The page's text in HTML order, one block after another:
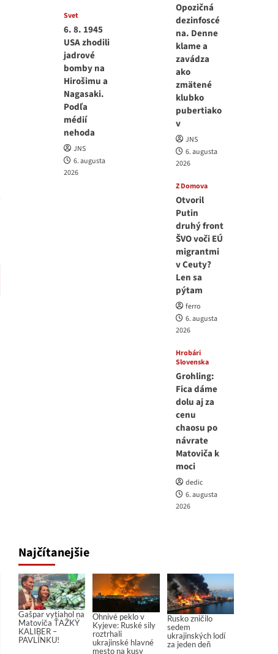
Svet
6. 8. 1945
USA zhodili
jadrové
bomby na
Hirošimu a
Nagasaki.
Podľa
médií
nehoda
JNS
6. augusta
2026
Opozičná
dezinfoscé
na. Denne
klame a
zavádza
ako
zmätené
klubko
pubertiako
v
JNS
6. augusta
2026
Z Domova
Otvoril
Putin
druhý front
ŠVO voči EÚ
migrantmi
v Ceuty?
Len sa
pýtam
ferro
6. augusta
2026
Hrobári
Slovenska
Grohling:
Fica dáme
dolu aj za
cenu
chaosu po
návrate
Matoviča k
moci
dedic
6. augusta
2026
Najčítanejšie
Gašpar vytiahol na
Matoviča ŤAŽKÝ
KALIBER –
PAVLÍNKU!
Ohnivé peklo v
Kyjeve: Ruské sily
roztrhali
ukrajinské hlavné
mesto na kusy
Rusko zničilo
sedem
ukrajinských lodí
za jeden deň